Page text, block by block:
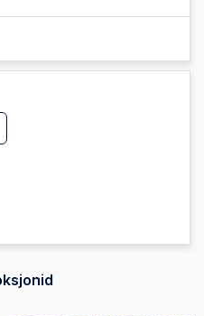
05-10 20:26:57